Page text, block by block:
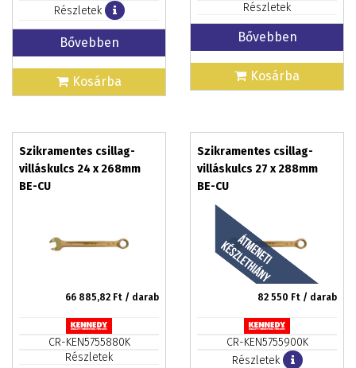
Részletek
Bővebben
Kosárba
Részletek
Bővebben
Kosárba
Szikramentes csillag-
villáskulcs 24 x 268mm
BE-CU
66 885,82 Ft / darab
CR-KEN5755880K
Részletek
Szikramentes csillag-
villáskulcs 27 x 288mm
BE-CU
82 550 Ft / darab
CR-KEN5755900K
Részletek